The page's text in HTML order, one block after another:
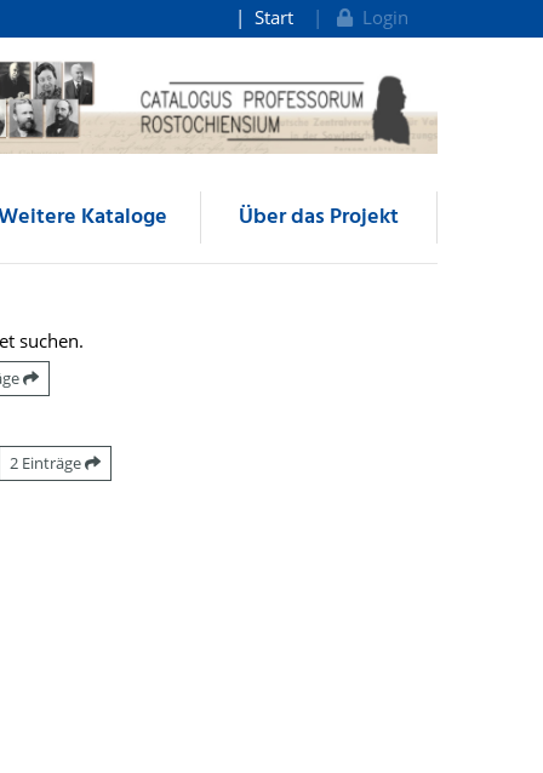
Start Login
Kataloge Über das Projekt
suchen.
2 Einträge